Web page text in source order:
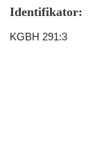
Identifikator:
KGBH 291:3